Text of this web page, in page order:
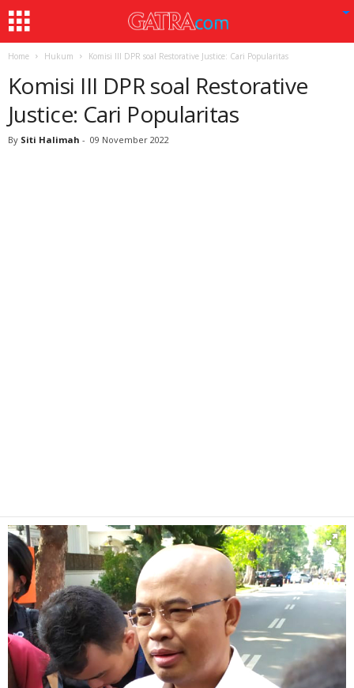
Home Hukum Komisi III DPR soal Restorative Justice: Cari Popularitas
Komisi III DPR soal Restorative
Justice: Cari Popularitas
By Siti Halimah - 09 November 2022